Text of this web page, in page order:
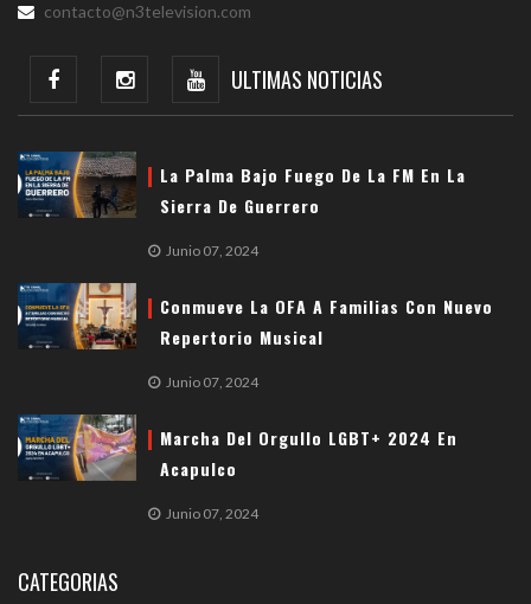
contacto@n3television.com
ULTIMAS NOTICIAS
La Palma Bajo Fuego De La FM En La
Sierra De Guerrero
Junio 07, 2024
Conmueve La OFA A Familias Con Nuevo
Repertorio Musical
Junio 07, 2024
Marcha Del Orgullo LGBT+ 2024 En
Acapulco
Junio 07, 2024
CATEGORIAS